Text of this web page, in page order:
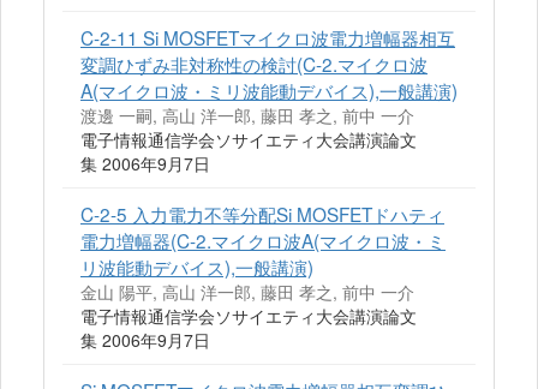
C-2-11 Si MOSFETマイクロ波電力増幅器相互
変調ひずみ非対称性の検討(C-2.マイクロ波
A(マイクロ波・ミリ波能動デバイス),一般講演)
渡邊 一嗣, 高山 洋一郎, 藤田 孝之, 前中 一介
電子情報通信学会ソサイエティ大会講演論文
集 2006年9月7日
C-2-5 入力電力不等分配Si MOSFETドハティ
電力増幅器(C-2.マイクロ波A(マイクロ波・ミ
リ波能動デバイス),一般講演)
金山 陽平, 高山 洋一郎, 藤田 孝之, 前中 一介
電子情報通信学会ソサイエティ大会講演論文
集 2006年9月7日